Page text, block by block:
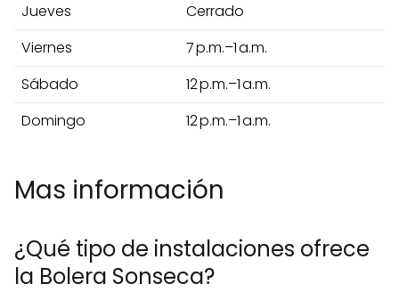
Jueves
Cerrado
Viernes
7 p.m.–1 a.m.
Sábado
12 p.m.–1 a.m.
Domingo
12 p.m.–1 a.m.
Mas información
¿Qué tipo de instalaciones ofrece
la Bolera Sonseca?